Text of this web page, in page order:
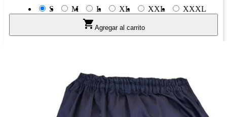
S
M L XL XXL XXXL
 Agregar al carrito